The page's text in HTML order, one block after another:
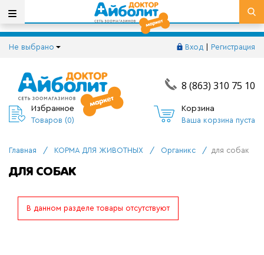
Не выбрано Вход Регистрация
8 (863) 310 75 10
Избранное
Товаров (0)
Корзина
Ваша корзина пуста
Главная / КОРМА ДЛЯ ЖИВОТНЫХ / Органикс / для собак
ДЛЯ СОБАК
В данном разделе товары отсутствуют